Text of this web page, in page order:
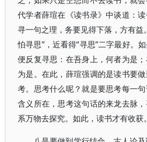
代学者薛瑄在《读书录》中谈道：
寻一句之理，务要见得下落，方有益
怕寻思”，近看得“寻思”二字最好。
便反复寻思：在吾身上，何者为是
为是。在此，薛瑄强调的是读书要
考。思考什么呢？就是要思考每一句
含义所在，思考这句话的来龙去脉
系万物去探究。如此，读书才有收获。